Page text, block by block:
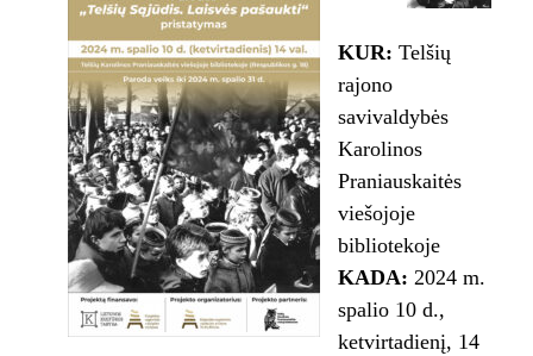
KUR: Telšių
rajono
savivaldybės
Karolinos
Praniauskaitės
viešojoje
bibliotekoje
KADA: 2024 m.
spalio 10 d.,
ketvirtadienį, 14